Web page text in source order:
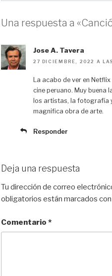
Una respuesta a
Jose A. Tavera
27 DICIEMBRE, 2022 A
La acabo de ver en
cine peruano. Muy buena
los artistas, la fotografía
magnifica obra de arte.
Responder
Deja una respuesta
Tu dirección de correo
obligatorios están marcados con
Comentario *